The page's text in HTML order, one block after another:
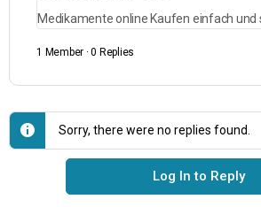
1 Member · 0 Replies
Sorry, there were no replies found.
Log In to Reply